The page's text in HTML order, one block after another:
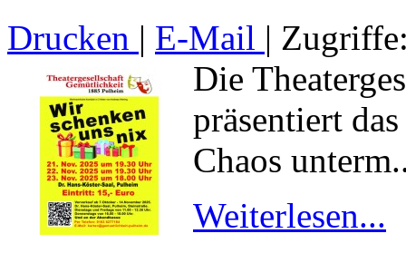
Drucken | E-Mail |
Die
präsentiert
Chaos
Weiterlesen...